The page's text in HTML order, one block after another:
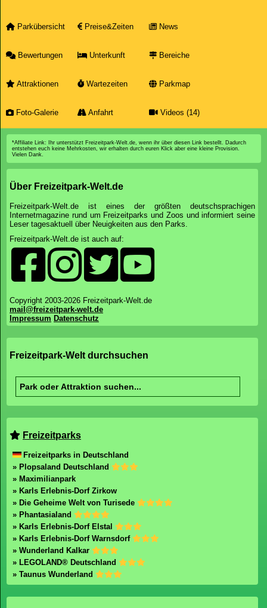
Parkübersicht Preise&Zeiten News
Bewertungen Unterkunft Bereiche
Attraktionen Wartezeiten Parkmap
Foto-Galerie Anfahrt Videos (14)
*Affiliate Link: Ihr unterstützt Freizeitpark-Welt.de, wenn ihr über diesen Link bestellt. Dadurch
entstehen euch keine Mehrkosten, wir erhalten durch euren Klick aber eine kleine Provision.
Vielen Dank.
Über Freizeitpark-Welt.de
Freizeitpark-Welt.de ist eines der größten deutschsprachigen
Internetmagazine rund um Freizeitparks und Zoos und informiert seine
Leser tagesaktuell über Neuigkeiten aus den Parks.
Freizeitpark-Welt.de ist auch auf:
Copyright 2003-2026 Freizeitpark-Welt.de
mail@freizeitpark-welt.de
Impressum Datenschutz
Freizeitpark-Welt durchsuchen
Freizeitparks
Freizeitparks in Deutschland
» Plopsaland Deutschland
» Maximilianpark
» Karls Erlebnis-Dorf Zirkow
» Die Geheime Welt von Turisede
» Phantasialand
» Karls Erlebnis-Dorf Elstal
» Karls Erlebnis-Dorf Warnsdorf
» Wunderland Kalkar
» LEGOLAND® Deutschland
» Taunus Wunderland